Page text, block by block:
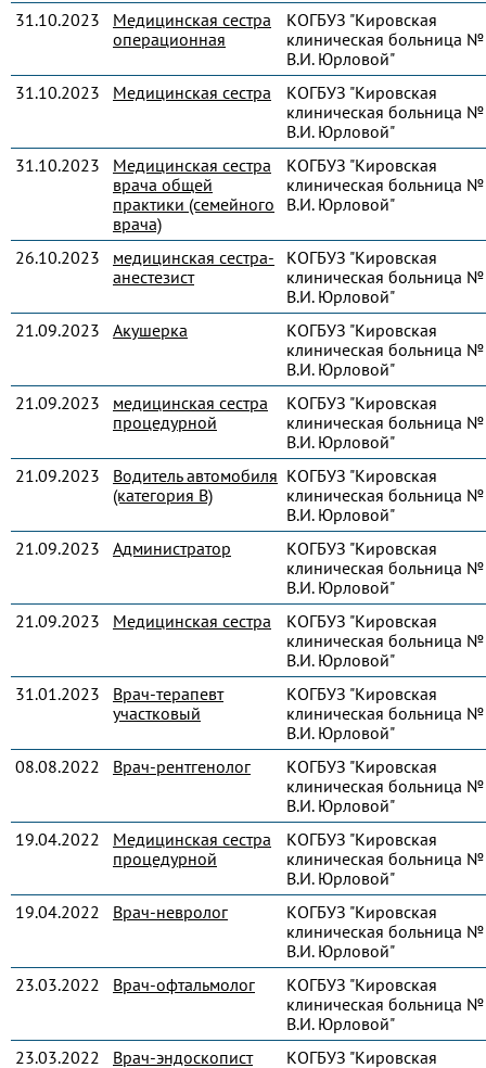
31.10.2023
Медицинская сестра
операционная
КОГБУЗ "Кировская
клиническая больница
В.И. Юрловой"
31.10.2023
Медицинская сестра
КОГБУЗ "Кировская
клиническая больница
В.И. Юрловой"
31.10.2023
Медицинская сестра
врача общей
практики (семейного
врача)
КОГБУЗ "Кировская
клиническая больница
В.И. Юрловой"
26.10.2023
медицинская сестра-
анестезист
КОГБУЗ "Кировская
клиническая больница
В.И. Юрловой"
21.09.2023
Акушерка
КОГБУЗ "Кировская
клиническая больница
В.И. Юрловой"
21.09.2023
медицинская сестра
процедурной
КОГБУЗ "Кировская
клиническая больница
В.И. Юрловой"
21.09.2023
Водитель автомобиля
(категория В)
КОГБУЗ "Кировская
клиническая больница
В.И. Юрловой"
21.09.2023
Администратор
КОГБУЗ "Кировская
клиническая больница
В.И. Юрловой"
21.09.2023
Медицинская сестра
КОГБУЗ "Кировская
клиническая больница
В.И. Юрловой"
31.01.2023
Врач-терапевт
участковый
КОГБУЗ "Кировская
клиническая больница
В.И. Юрловой"
08.08.2022
Врач-рентгенолог
КОГБУЗ "Кировская
клиническая больница
В.И. Юрловой"
19.04.2022
Медицинская сестра
процедурной
КОГБУЗ "Кировская
клиническая больница
В.И. Юрловой"
19.04.2022
Врач-невролог
КОГБУЗ "Кировская
клиническая больница
В.И. Юрловой"
23.03.2022
Врач-офтальмолог
КОГБУЗ "Кировская
клиническая больница
В.И. Юрловой"
23.03.2022
Врач-эндоскопист
КОГБУЗ "Кировская